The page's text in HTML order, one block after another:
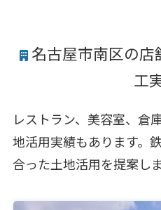
名古屋市南区の
工
レストラン、美容室、倉
地活用実績もあります。
合った土地活用を提案しま